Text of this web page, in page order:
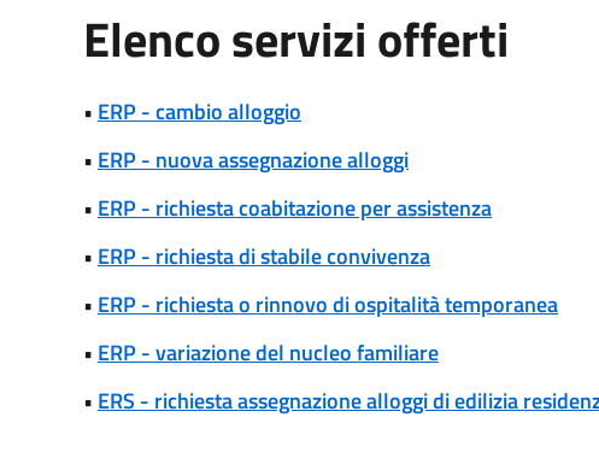
Elenco servizi offerti
• ERP - cambio alloggio
• ERP - nuova assegnazione alloggi
• ERP - richiesta coabitazione per assistenza
• ERP - richiesta di stabile convivenza
• ERP - richiesta o rinnovo di ospitalità temporanea
• ERP - variazione del nucleo familiare
• ERS - richiesta assegnazione alloggi di edilizia